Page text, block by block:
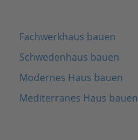
Fachwerkhaus bauen
Schwedenhaus bauen
Modernes Haus bauen
Mediterranes Haus bauen